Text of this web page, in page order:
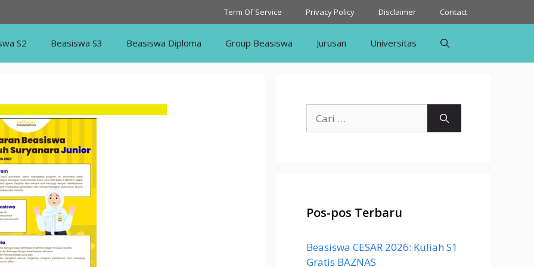
Term Of Service Privacy Policy Disclaimer Contact
S2 Beasiswa S3 Beasiswa Diploma Group Beasiswa Jurusan Universitas
untuk:
Pos-pos Terbaru
Beasiswa CESAR 2026: Kuliah S1
Gratis BAZNAS